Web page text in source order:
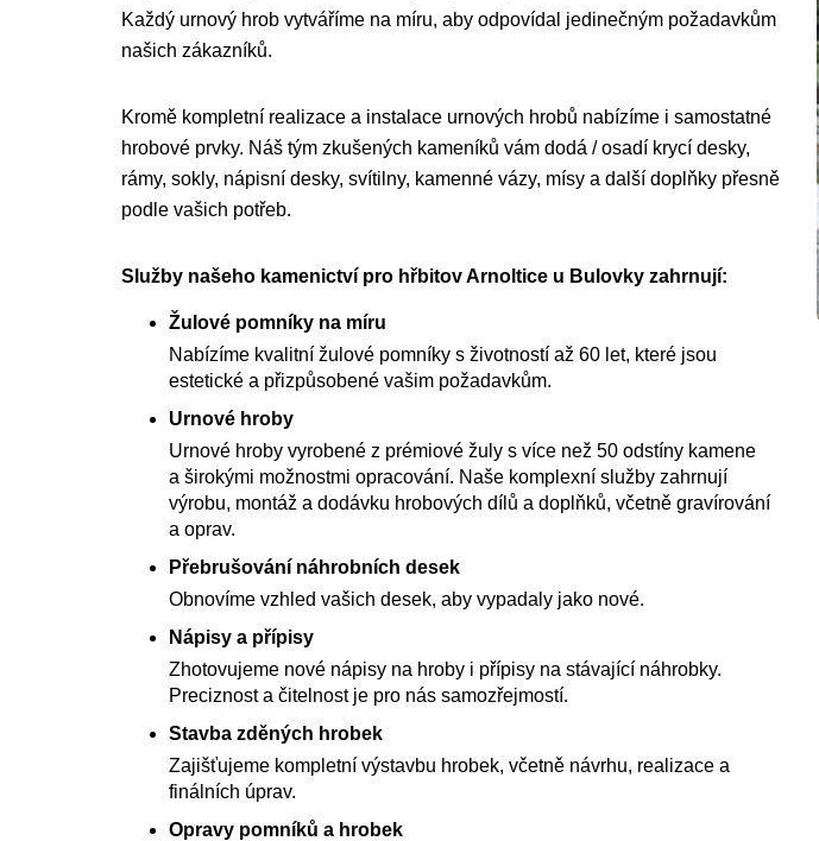
Každý urnový hrob vytváříme na míru, aby odpovídal jedinečným požadavkům
našich zákazníků.
Kromě kompletní realizace a instalace urnových hrobů nabízíme i samostatné
hrobové prvky. Náš tým zkušených kameníků vám dodá / osadí krycí desky,
rámy, sokly, nápisní desky, svítilny, kamenné vázy, mísy a další doplňky přesně
podle vašich potřeb.
Služby našeho kamenictví pro hřbitov Arnoltice u Bulovky zahrnují:
Žulové pomníky na míru
Nabízíme kvalitní žulové pomníky s životností až 60 let, které jsou
estetické a přizpůsobené vašim požadavkům.
Urnové hroby
Urnové hroby vyrobené z prémiové žuly s více než 50 odstíny kamene
a širokými možnostmi opracování. Naše komplexní služby zahrnují
výrobu, montáž a dodávku hrobových dílů a doplňků, včetně gravírování
a oprav.
Přebrušování náhrobních desek
Obnovíme vzhled vašich desek, aby vypadaly jako nové.
Nápisy a přípisy
Zhotovujeme nové nápisy na hroby i přípisy na stávající náhrobky.
Preciznost a čitelnost je pro nás samozřejmostí.
Stavba zděných hrobek
Zajišťujeme kompletní výstavbu hrobek, včetně návrhu, realizace a
finálních úprav.
Opravy pomníků a hrobek